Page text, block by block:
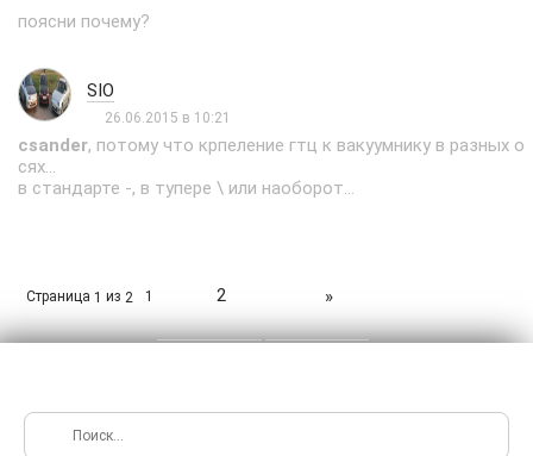
поясни почему?
SIO
26.06.2015 в 10:21
csander, потому что крпеление гтц к вакуумнику в разных о
сях...
в стандарте -, в тупере \ или наоборот...
Страница 1 из 2 1 2 »